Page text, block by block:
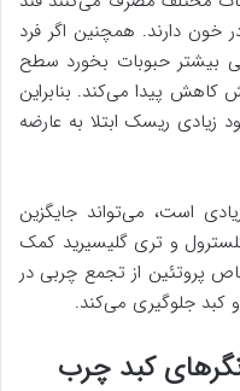
خون دارند. همچنین اگر فرد
بیشتر حبوبات بخورد سطح
پیدا می‌کند. بنابراین
زیادی ریسک ابتلا به عارضه
است، می‌تواند جایگزین
و تری گلیسیرید کمک
پروتئین از تجمع چربی در
جلوگیری می‌کند.
کبد چرب